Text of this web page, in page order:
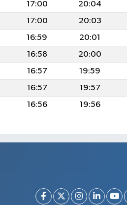
17:00 20:04
17:00 20:03
16:59 20:01
16:58 20:00
16:57 19:59
16:57 19:57
16:56 19:56